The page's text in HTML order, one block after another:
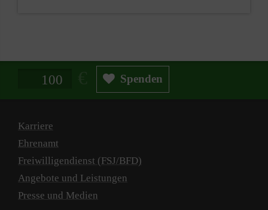
Spendenbetrag in Euro Spenden
Karriere
Ehrenamt
Freiwilligendienst (FSJ/BFD)
Angebote und Leistungen
Presse und Medien